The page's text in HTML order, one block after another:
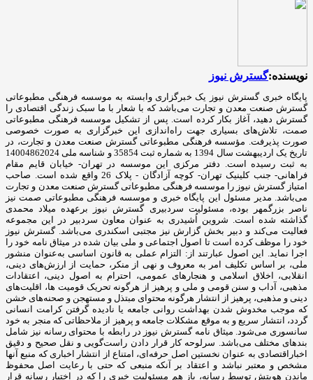
نویسنده:گسترش نیوز
پایگاه خبری گسترش نیوز یک خبرگزاری وابسته به موسسه فرهنگی مطبوعاتی
گسترش صنعت معدن و تجارت می‌باشد که با شعار با ما سبک زندگی اقتصادی را
گسترش دهید، آغاز بکار کرده است. پس از تشکیل موسسه فرهنگی مطبوعاتی
صمت، تلاش‌های بسیاری جهت راه‌اندازی این خبرگزاری به صورت خصوصی
صورت پذیرفت. مؤسسه فرهنگی مطبوعاتی گسترش صنعت معدن و تجارت، در
تاریخ یک اردیبهشت سال 1394 به شماره ثبت 35854 و شناسه ملی 14004862024
به ثبت رسیده است. دفتر مرکزی این موسسه در تهران- خیابان قایم مقام
فراهانی- جنب کلینیک تهران- کوچه آزادگان - پلاک 26 واقع شده است. صاحب
امتیاز گسترش نیوز را موسسه فرهنگی مطبوعاتی گسترش صنعت معدن و تجارت
می‌باشد. مدیر مسئول این پایگاه خبری و موسسه فرهنگی مطبوعاتی صمت نیز
ناصر بزرگمهر بوده، مسئولیت سردبیری گسترش نیوز برعهده میلاد محمدی
گذاشته شده است. شروین اُشیدری به عنوان معاون سردبیر در این مجموعه
فعالیت می‌کند و دبیر بخش گزارش نیز مجتبی اسکندری می‌باشد. گسترش نیوز
خود را موظف کرده است تا اصول اجتماعی و ملی بیان شده در میثاق نامه خود را
اجرا نماید. این اصول عبارتند از: التزام عملی به قانون اساسی به‌عنوان منشور
ملی، بر اساس تکلیف امر به‌ معروف و نهی از منکر، حمایت از ارزش‌های دینی،
انقلابی، اخلاق اسلامی و هنجارهای عمومی، احترام به اصول دینی، اعتقادات
مذهبی، آداب و سنن قومی و ملی و ‌پرهیز از هرگونه تحریک قومیت ‌ها، اقلیت‌های
دینی و مذهبی، پرهیز از انتشار هرگونه محتوای مبتذل و مستهجن و صحنه‌های خشن
که موجب مخدوش شدن بهداشت روانی جامعه یا نادیده گرفتن کرامت انسانی
گردد، انتشار سریع و به‌ موقع مشکلات جامعه و پرهیز از ملاحظاتی که منجر به خود
سانسوری می‌شود. میثاق نامه گسترش نیوز در رابطه با محتوای رسانه نیز شامل
بندهای مختلف می‌باشد. سرلوحه کار قرار دادن راست‌گویی و نقل صحیح و دقیق
اخباراقتصادی به ‌عنوان نخستین اصل حرفه‌ای، امتناع از انتشار اخباری که منبع آنها
مشخص و معتبر نباشد و اعتقاد بر آنکه منبعی که حتی با رعایت اصل محفوظ
ماندن هویتش توسط رسانه، باز هم مسئولیت خبری را که در اختیار رسانه قرار